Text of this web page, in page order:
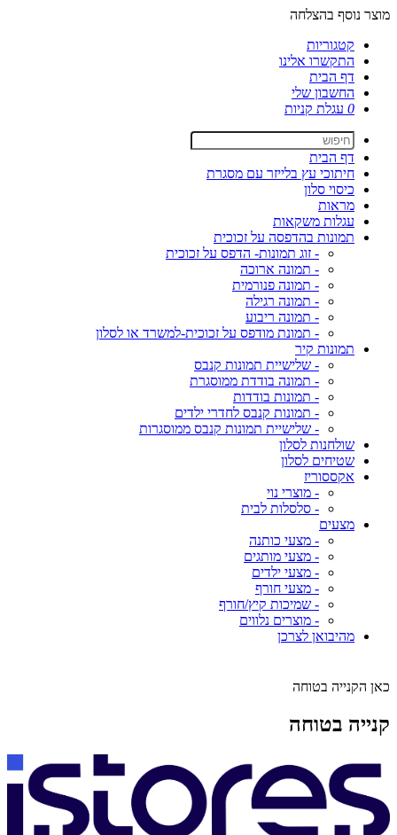
מוצר נוסף בהצלחה
קטגוריות
התקשרו אלינו
דף הבית
החשבון שלי
0 עגלת קניות
דף הבית
חיתוכי עץ בלייזר עם מסגרת
כיסוי סלון
מראות
עגלות משקאות
תמונות בהדפסה על זכוכית
- זוג תמונות- הדפס על זכוכית
- תמונה ארוכה
- תמונה פנורמית
- תמונה רגילה
- תמונה ריבוע
- תמונת מודפס על זכוכית-למשרד או לסלון
תמונות קיר
- שלישיית תמונות קנבס
- תמונה בודדת ממוסגרת
- תמונות בודדות
- תמונות קנבס לחדרי ילדים
- שלישיית תמונות קנבס ממוסגרות
שולחנות לסלון
שטיחים לסלון
אקססוריז
- מוצרי נוי
- סלסלות לבית
מצעים
- מצעי כותנה
- מצעי מותגים
- מצעי ילדים
- מצעי חורף
- שמיכות קיץ/חורף
- מוצרים נלווים
מהיבואן לצרכן
כאן הקנייה בטוחה
קנייה בטוחה